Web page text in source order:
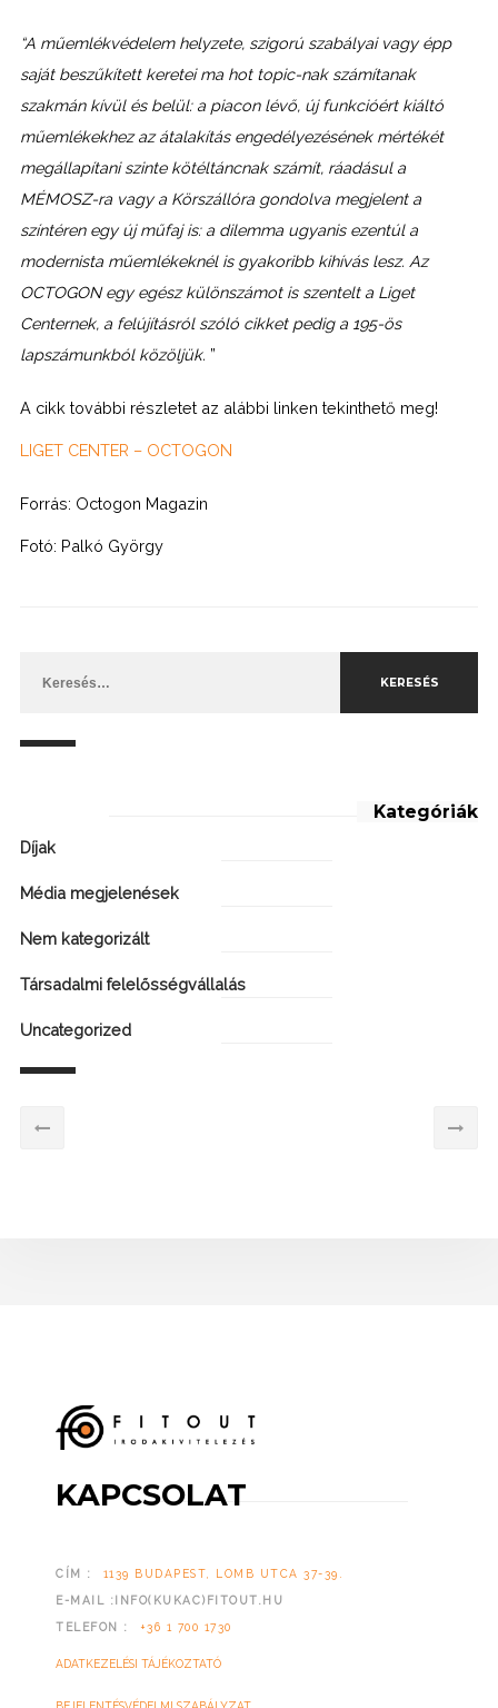
“A műemlékvédelem helyzete, szigorú szabályai vagy épp
saját beszűkített keretei ma hot topic-nak számítanak
szakmán kívül és belül: a piacon lévő, új funkcióért kiáltó
műemlékekhez az átalakítás engedélyezésének mértékét
megállapítani szinte kötéltáncnak számít, ráadásul a
MÉMOSZ-ra vagy a Körszállóra gondolva megjelent a
színtéren egy új műfaj is: a dilemma ugyanis ezentúl a
modernista műemlékeknél is gyakoribb kihívás lesz. Az
OCTOGON egy egész különszámot is szentelt a Liget
Centernek, a felújításról szóló cikket pedig a 195-ös
lapszámunkból közöljük. ”
A cikk további részletet az alábbi linken tekinthető meg!
LIGET CENTER – OCTOGON
Forrás: Octogon Magazin
Fotó: Palkó György
Kategóriák
Díjak
Média megjelenések
Nem kategorizált
Társadalmi felelősségvállalás
Uncategorized
KAPCSOLAT
CÍM :
1139 BUDAPEST, LOMB UTCA 37-39.
E-MAIL :INFO(KUKAC)FITOUT.HU
TELEFON :
+36 1 700 1730
ADATKEZELÉSI TÁJÉKOZTATÓ